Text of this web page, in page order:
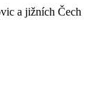
a jižních Čech